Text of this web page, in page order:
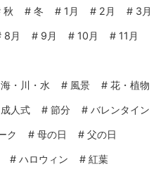
秋 # 冬 # 1月 # 2月 # 3月
8月 # 9月 # 10月 # 11月
海・川・水 # 風景 # 花・植物
成人式 # 節分 # バレンタイン
ク # 母の日 # 父の日
# ハロウィン # 紅葉